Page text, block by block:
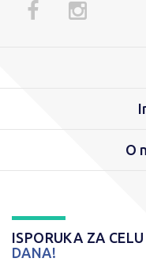
O
ISPORUKA ZA
DANA!